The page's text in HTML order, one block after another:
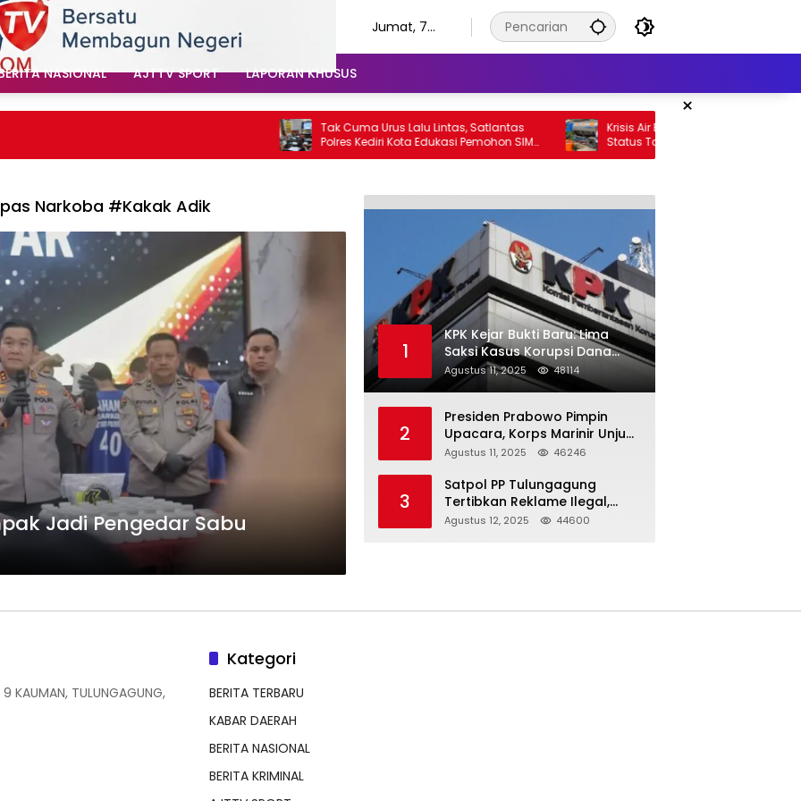
Jumat, 7
NASIONAL AJTTV SPORT LAPORAN KHUSUS
×
Tak Cuma Urus Lalu Lintas, Satlantas
Polres Kediri Kota Edukasi Pemohon SIM
Soal Hoaks Hingga Pelatihan AI
Krisis Air Bersih Meluas, Blitar Masuk
Status Tanggap Darurat Bencana
Hingga Oktober
Narkoba #Kakak Adik
Jadi Pengedar Sabu
1
KPK Kejar Bukti Baru: Lima
Saksi Kasus Korupsi Dana
Hibah Jatim Diperiksa di
Trenggalek
Agustus 11, 2025 48114
2
Presiden Prabowo Pimpin
Upacara, Korps Marinir Unjuk
Kekuatan dan Resmikan
Agustus 11, 2025 46246
3
Satpol PP Tulungagung
Tertibkan Reklame Ilegal,
Wujudkan Kota yang Rapi
Agustus 12, 2025 44600
KAUMAN, TULUNGAGUNG,
Kategori
BERITA TERBARU
KABAR DAERAH
BERITA NASIONAL
BERITA KRIMINAL